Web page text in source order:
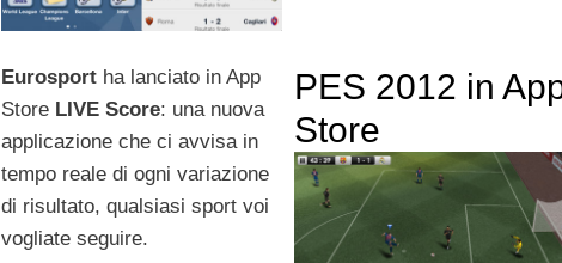
Eurosportha lanciato in App
Store LIVE Score: una nuova
applicazione che ci avvisa in
tempo reale di ogni variazione
di risultato, qualsiasi sport voi
vogliate seguire.
PES 2012 in
Store